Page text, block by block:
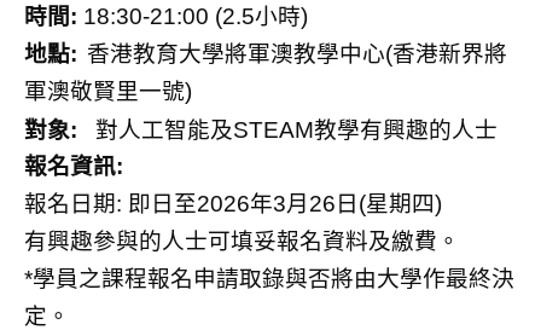
時間: 18:30-21:00 (2.5小時)
地點: 香港教育大學將軍澳教學中心(香港新界將
軍澳敬賢里一號)
對象: 對人工智能及STEAM教學有興趣的人士
報名資訊:
報名日期: 即日至2026年3月 26日(星期四)
有興趣參與的人士可填妥報名資料及繳費。
*學員之課程報名申請取錄與否將由大學作最終決
定。